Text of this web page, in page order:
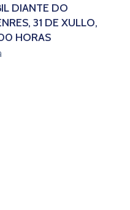
DIANTE DO
31 DE XULLO,
HORAS